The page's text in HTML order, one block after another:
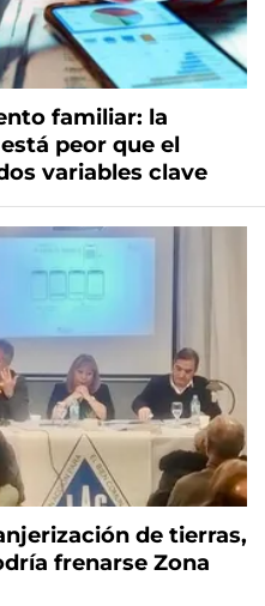
familiar: la
peor que el
variables clave
de tierras,
frenarse Zona